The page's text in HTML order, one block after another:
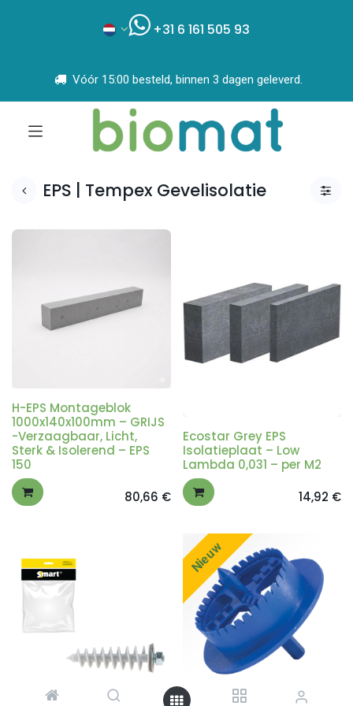
+31 6 161 505 93
Vóór 15:00 besteld, binnen 3 dagen geleverd.
EPS | Tempex Gevelisolatie
H-EPS Montageblok
1000x140x100mm – GRIJS
-Verzaagbaar, Licht,
Sterk & Isolerend – EPS
150
80,66 €
Ecostar Grey EPS
Isolatieplaat – Low
Lambda 0,031 – per M2
14,92 €
Nieuw